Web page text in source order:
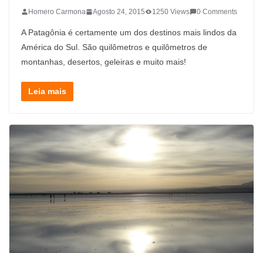
Homero Carmona Agosto 24, 2015 1250 Views 0 Comments
A Patagônia é certamente um dos destinos mais lindos da
América do Sul. São quilômetros e quilômetros de
montanhas, desertos, geleiras e muito mais!
Leia mais